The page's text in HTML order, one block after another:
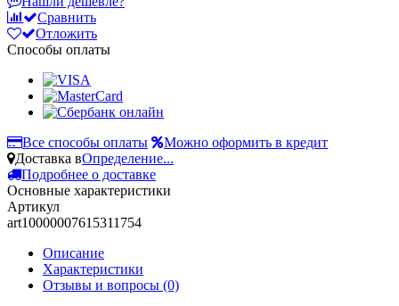
Сравнить
Отложить
Способы оплаты
Все способы оплаты
Можно оформить в кредит
Доставка вОпределение...
Подробнее о доставке
Основные характеристики
Артикул
art10000007615311754
Описание
Характеристики
Отзывы и вопросы (0)